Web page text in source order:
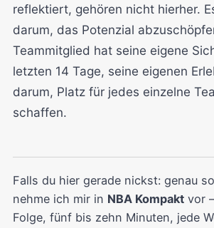
reflektiert, gehören nicht hierher.
darum, das Potenzial
Teammitglied hat seine eigene
letzten 14 Tage, seine eigenen
darum, Platz für jedes einzelne
schaffen.
Falls du hier gerade nickst: genau
nehme ich mir in NBA Kompaktvor
Folge, fünf bis zehn Minuten, jede